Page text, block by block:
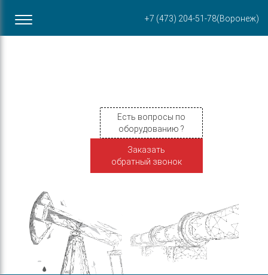
+7 (473) 204-51-78(Воронеж)
ул. Пирогова, 87Б
Есть вопросы по
оборудованию ?
Заказать
обратный звонок